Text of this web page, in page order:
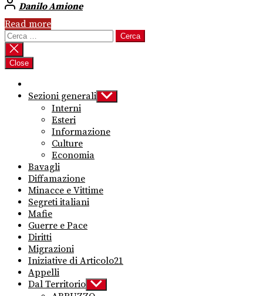
Danilo Amione
Read more
Ricerca
per:
Close
Sezioni generali Show
sub
Interni
Esteri
Informazione
Culture
Economia
Bavagli
Diffamazione
Minacce e Vittime
Segreti italiani
Mafie
Guerre e Pace
Diritti
Migrazioni
Iniziative di Articolo21
Appelli
Dal Territorio Show
sub